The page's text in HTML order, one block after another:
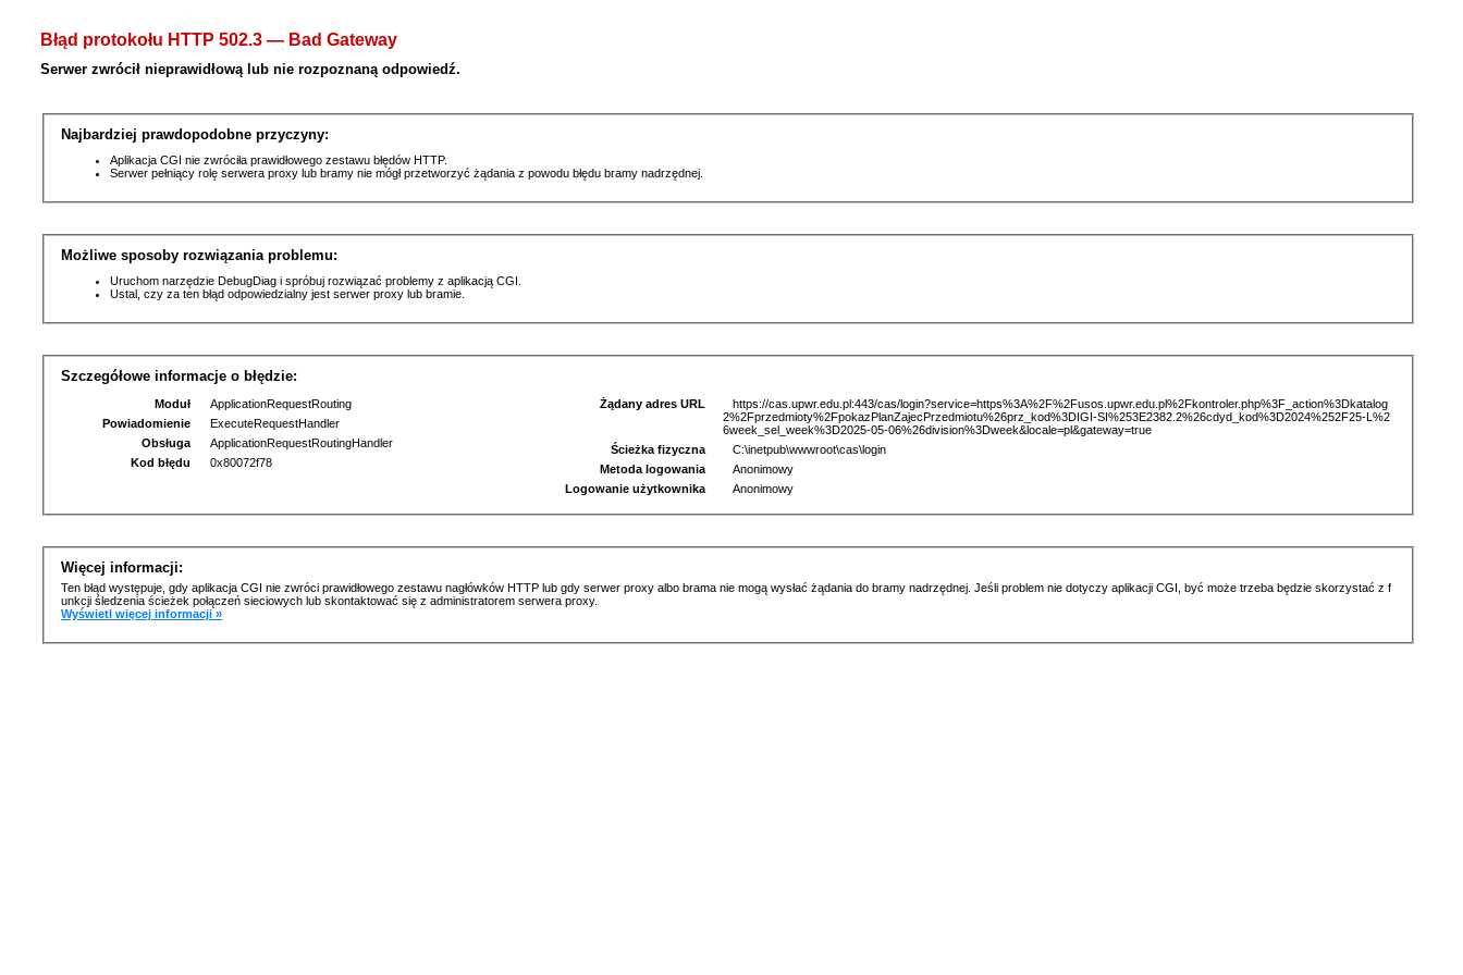
Błąd protokołu HTTP 502.3 — Bad Gateway
Serwer zwrócił nieprawidłową lub nie rozpoznaną odpowiedź.
Najbardziej prawdopodobne przyczyny:
Aplikacja CGI nie zwróciła prawidłowego zestawu błędów HTTP.
Serwer pełniący rolę serwera proxy lub bramy nie mógł przetworzyć żądania z powodu błędu bramy nadrzędnej.
Możliwe sposoby rozwiązania problemu:
Uruchom narzędzie DebugDiag i spróbuj rozwiązać problemy z aplikacją CGI.
Ustal, czy za ten błąd odpowiedzialny jest serwer proxy lub bramie.
Szczegółowe informacje o błędzie:
Moduł
ApplicationRequestRouting
Powiadomienie
ExecuteRequestHandler
Obsługa
ApplicationRequestRoutingHandler
Kod błędu
0x80072f78
Żądany adres URL
https://cas.upwr.edu.pl:443/cas/login?service=https%3A%2F%2Fusos.upwr.edu.pl%2Fkontroler.php%3F_action%3Dkatalog
2%2Fprzedmioty%2FpokazPlanZajecPrzedmiotu%26prz_kod%3DIGI-SI%253E2382.2%26cdyd_kod%3D2024%252F25-L%2
6week_sel_week%3D2025-05-06%26division%3Dweek&locale=pl&gateway=true
Ścieżka fizyczna
C:\inetpub\wwwroot\cas\login
Metoda logowania
Anonimowy
Logowanie użytkownika
Anonimowy
Więcej informacji:
Ten błąd występuje, gdy aplikacja CGI nie zwróci prawidłowego zestawu nagłówków HTTP lub gdy serwer proxy albo brama nie mogą wysłać żądania do bramy nadrzędnej. Jeśli problem nie dotyczy aplikacji CGI, być może trzeba będzie skorzystać z f
unkcji śledzenia ścieżek połączeń sieciowych lub skontaktować się z administratorem serwera proxy.
Wyświetl więcej informacji »